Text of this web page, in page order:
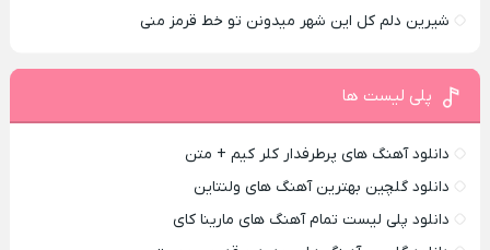
شیرین دلم کل این شهر میدونن تو خط قرمز منی
پلی لیست ها
دانلود آهنگ های پرطرفدار کلر کیم + متن
دانلود گلچین بهترین آهنگ های ولنتاین
دانلود پلی لیست تمام آهنگ های مارینا کای